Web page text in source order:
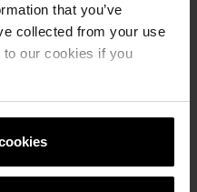
that you’ve
collected from your use
our cookies if you